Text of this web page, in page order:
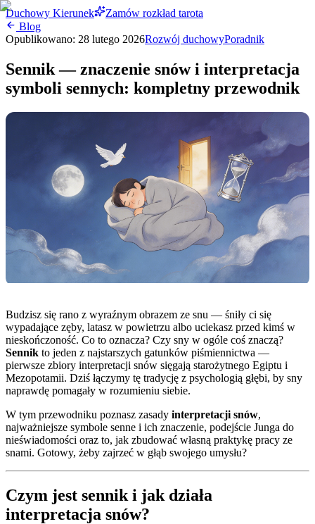
Duchowy Kierunek
Zamów rozkład tarota
Blog
Opublikowano: 28 lutego 2026Rozwój duchowyPoradnik
Sennik — znaczenie snów i interpretacja
symboli sennych: kompletny przewodnik
Budzisz się rano z wyraźnym obrazem ze snu — śniły ci się
wypadające zęby, latasz w powietrzu albo uciekasz przed kimś w
nieskończoność. Co to oznacza? Czy sny w ogóle coś znaczą?
Sennik to jeden z najstarszych gatunków piśmiennictwa —
pierwsze zbiory interpretacji snów sięgają starożytnego Egiptu i
Mezopotamii. Dziś łączymy tę tradycję z psychologią głębi, by sny
naprawdę pomagały w rozumieniu siebie.
W tym przewodniku poznasz zasady interpretacji snów,
najważniejsze symbole senne i ich znaczenie, podejście Junga do
nieświadomości oraz to, jak zbudować własną praktykę pracy ze
snami. Gotowy, żeby zajrzeć w głąb swojego umysłu?
Czym jest sennik i jak działa
interpretacja snów?